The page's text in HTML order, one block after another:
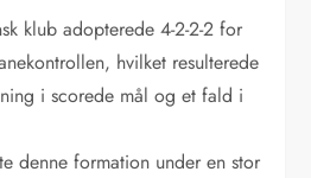
klub adopterede 4-2-2-2 for
hvilket resulterede
i scorede mål og et fald i
denne formation under en stor